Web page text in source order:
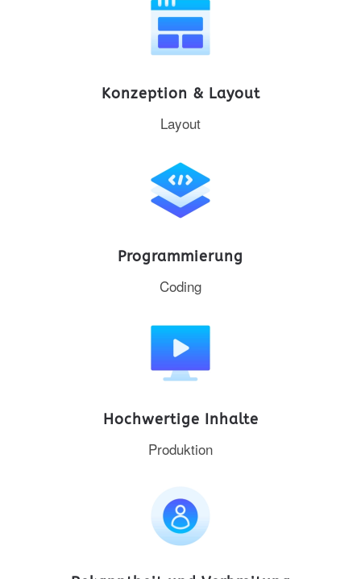
Konzeption & Layout
Layout
Programmierung
Coding
Hochwertige Inhalte
Produktion